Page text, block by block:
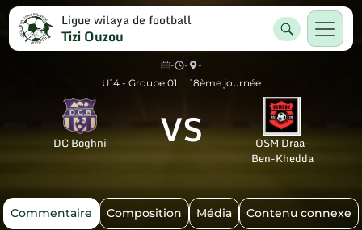
Ligue wilaya de football
Tizi Ouzou
- -
-
U14 - Groupe 01
18ème journée
DC Boghni VS
OSM Draa-
Ben-Khedda
Commentaire Composition Média Contenu connexe